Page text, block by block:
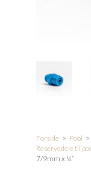
Forside > Pool >
Reservedele til
7/9mm x ¼”